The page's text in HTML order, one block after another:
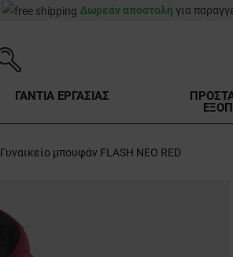
Δωρεάν αποστολή για
ΓΑΝΤΙΑ ΕΡΓΑΣΙΑΣ
Γυναικείο μπουφάν FLASH NEO RED